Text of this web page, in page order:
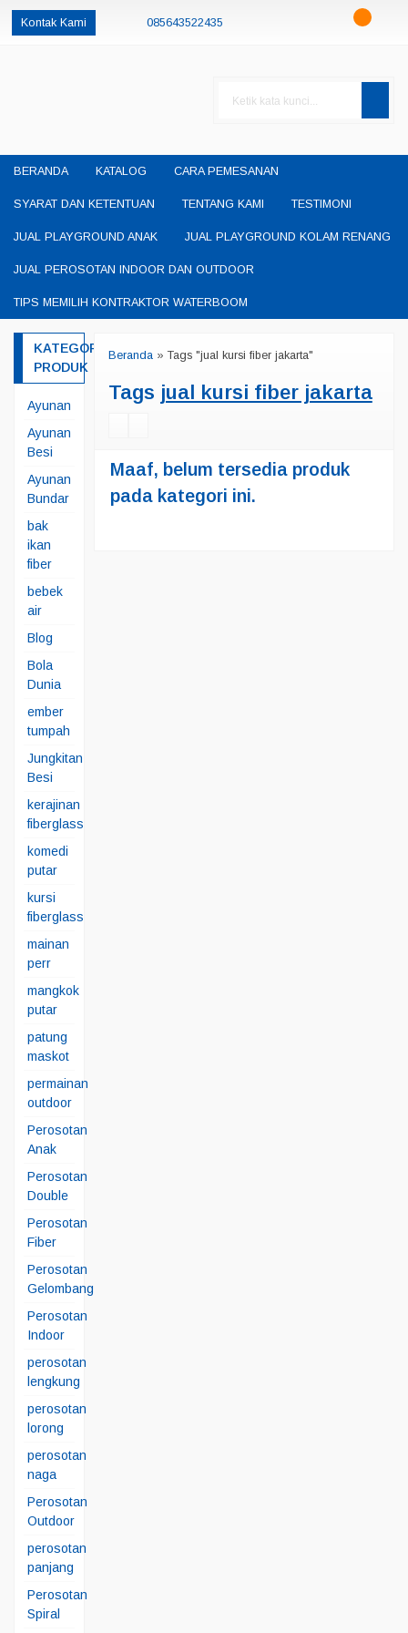
Kontak Kami 085643522435
BERANDA KATALOG CARA PEMESANAN
SYARAT DAN KETENTUAN TENTANG KAMI TESTIMONI
JUAL PLAYGROUND ANAK JUAL PLAYGROUND KOLAM RENANG
JUAL PEROSOTAN INDOOR DAN OUTDOOR
TIPS MEMILIH KONTRAKTOR WATERBOOM
Beranda»Tags "jual kursi fiber jakarta"
Tags jual kursi fiber jakarta
Maaf, belum tersedia produk
pada kategori ini.
KATEGORI
PRODUK
Ayunan
Ayunan
Besi
Ayunan
Bundar
bak
ikan
fiber
bebek
air
Blog
Bola
Dunia
ember
tumpah
Jungkitan
Besi
kerajinan
fiberglass
komedi
putar
kursi
fiberglass
mainan
perr
mangkok
putar
patung
maskot
permainan
outdoor
Perosotan
Anak
Perosotan
Double
Perosotan
Fiber
Perosotan
Gelombang
Perosotan
Indoor
perosotan
lengkung
perosotan
lorong
perosotan
naga
Perosotan
Outdoor
perosotan
panjang
Perosotan
Spiral